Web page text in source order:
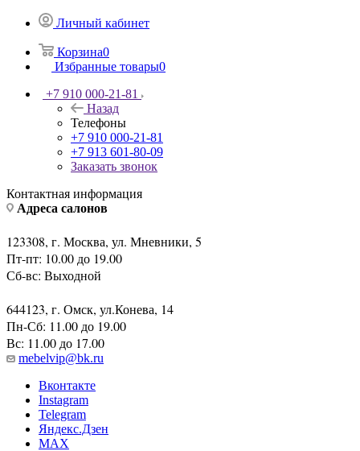
Личный кабинет
Корзина0
Избранные товары0
+7 910 000-21-81
Назад
Телефоны
+7 910 000-21-81
+7 913 601-80-09
Заказать звонок
Контактная информация
Адреса салонов
123308, г. Москва, ул. Мневники, 5
Пт-пт: 10.00 до 19.00
Сб-вс: Выходной
644123, г. Омск, ул.Конева, 14
Пн-Сб: 11.00 до 19.00
Вс: 11.00 до 17.00
mebelvip@bk.ru
Вконтакте
Instagram
Telegram
Яндекс.Дзен
MAX